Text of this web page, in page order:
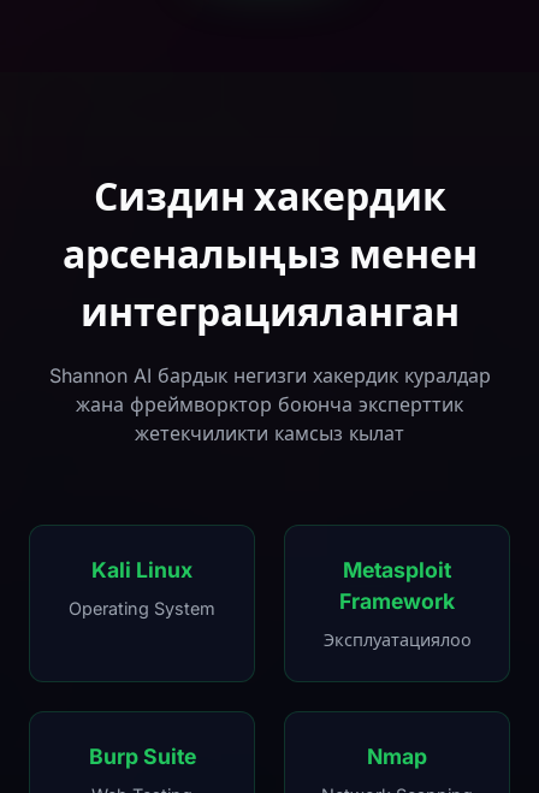
Сиздин хакердик
арсеналыңыз менен
интеграцияланган
Shannon AI бардык негизги хакердик куралдар
жана фреймворктор боюнча эксперттик
жетекчиликти камсыз кылат
Kali Linux
Operating System
Metasploit
Framework
Эксплуатациялоо
Burp Suite Nmap